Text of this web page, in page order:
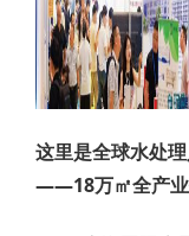
这里是全球水处
——18万㎡全产业